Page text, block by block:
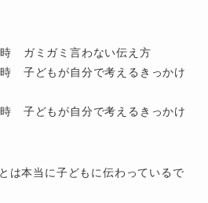
ガミガミ言わない伝え方
子どもが自分で考えるきっかけ
子どもが自分で考えるきっかけ
は本当に子どもに伝わっているで